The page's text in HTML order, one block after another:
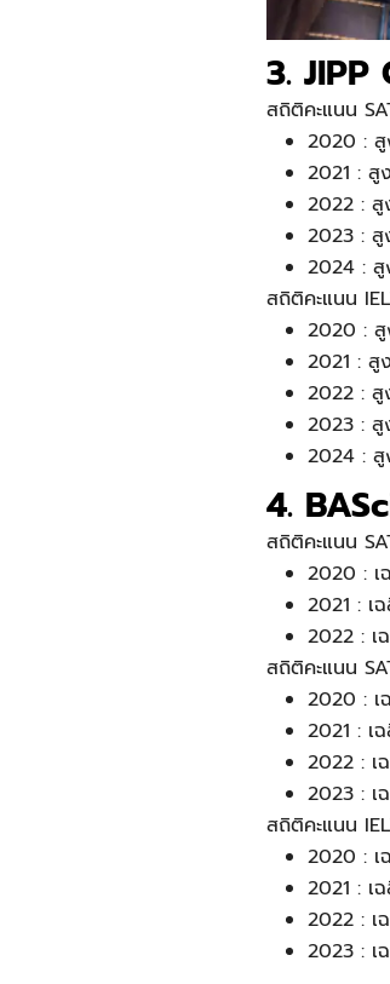
3.
สถิติคะแนน
2020 : สู
2021 : สู
2022 : สู
2023 : สู
2024 : สู
สถิติคะแนน
2020 :
2021 : สู
2022 : สู
2023 : สู
2024 :
4.
สถิติคะแนน
2020 : เ
2021 : เ
2022 : เ
สถิติคะแนน
2020 : เ
2021 : เ
2022 : เ
2023 : เ
สถิติคะแนน
2020 : เ
2021 : เ
2022 : เ
2023 : เ